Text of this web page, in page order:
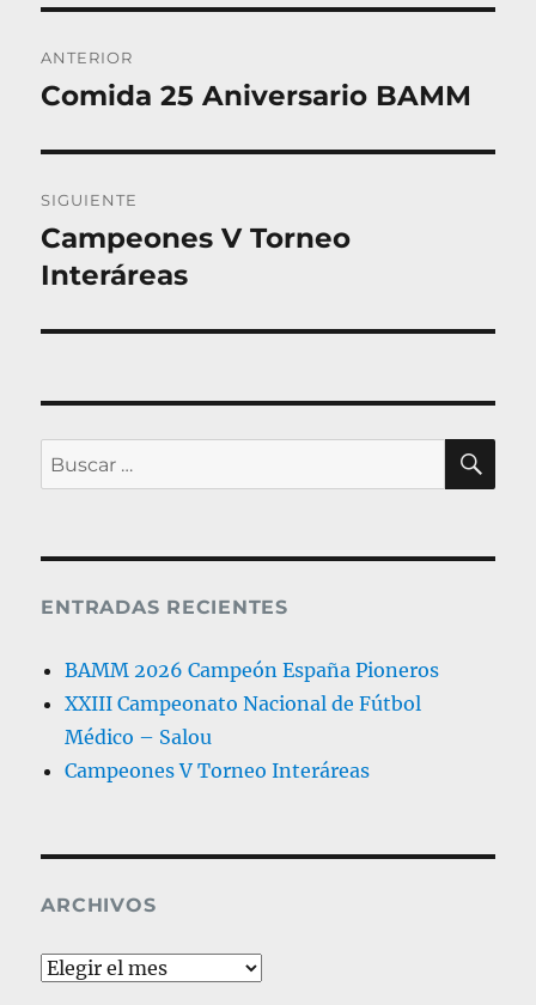
de
entradas
ANTERIOR
Entrada
Comida 25 Aniversario BAMM
SIGUIENTE
Entrada
siguiente:
Campeones V Torneo
Interáreas
Buscar
por:
ENTRADAS RECIENTES
BAMM 2026 Campeón España Pioneros
XXIII Campeonato Nacional de Fútbol
Médico – Salou
Campeones V Torneo Interáreas
ARCHIVOS
Archivos